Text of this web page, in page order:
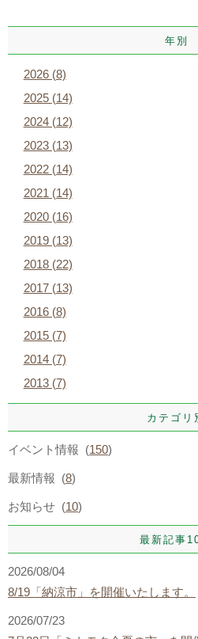
年別
2026 (8)
2025 (14)
2024 (12)
2023 (13)
2022 (14)
2021 (14)
2020 (16)
2019 (13)
2018 (22)
2017 (13)
2016 (8)
2015 (7)
2014 (7)
2013 (7)
カテゴリ
イベント情報 (150)
最新情報 (8)
お知らせ (10)
最新記事
2026/08/04
8/19「納涼市」を開催いたします。
2026/07/23